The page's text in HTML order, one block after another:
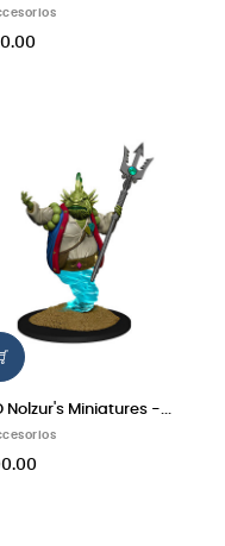
Nolzur's Miniatures -...